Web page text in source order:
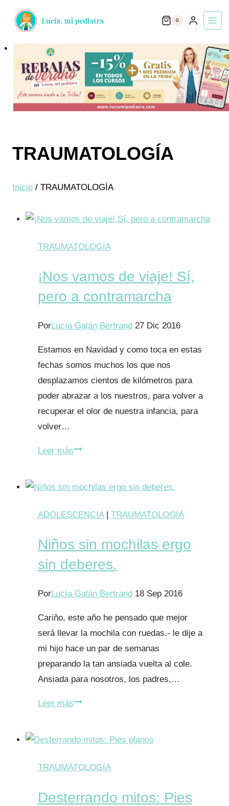
0
TRAUMATOLOGÍA
Inicio / TRAUMATOLOGÍA
TRAUMATOLOGÍA
¡Nos vamos de viaje! Sí,
pero a contramarcha
PorLucía Galán Bertrand 27 Dic 2016
Estamos en Navidad y como toca en estas
fechas somos muchos los que nos
desplazamos cientos de kilómetros para
poder abrazar a los nuestros, para volver a
recuperar el olor de nuestra infancia, para
volver…
Leer más¡Nos
Sí,
a
contramarcha
ADOLESCENCIA| TRAUMATOLOGÍA
Niños sin mochilas ergo
sin deberes.
PorLucía Galán Bertrand 18 Sep 2016
Cariño, este año he pensado que mejor
será llevar la mochila con ruedas.- le dije a
mi hijo hace un par de semanas
preparando la tan ansiada vuelta al cole.
Ansiada para nosotros, los padres,…
Leer másNiños
sin
TRAUMATOLOGÍA
Desterrando mitos: Pies